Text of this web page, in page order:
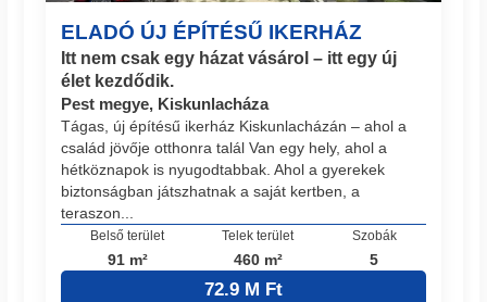
ELADÓ ÚJ ÉPÍTÉSŰ IKERHÁZ
Itt nem csak egy házat vásárol – itt egy új
élet kezdődik.
Pest megye, Kiskunlacháza
Tágas, új építésű ikerház Kiskunlacházán – ahol a
család jövője otthonra talál Van egy hely, ahol a
hétköznapok is nyugodtabbak. Ahol a gyerekek
biztonságban játszhatnak a saját kertben, a
teraszon...
Belső terület
91 m²
Telek terület
460 m²
Szobák
5
72.9 M Ft